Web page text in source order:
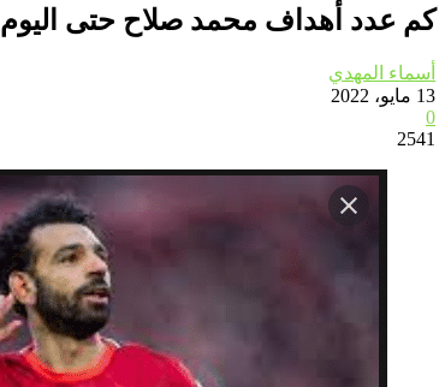
كم عدد أهداف محمد صلاح حتى اليوم
أسماء المهدي
13 مايو، 2022
0
2541